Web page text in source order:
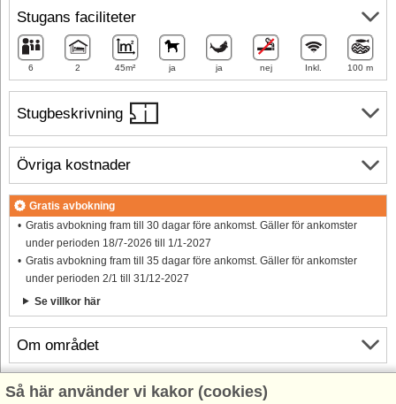
Stugbeskrivning
Om området
Info och öppettider
Stugans faciliteter
6 2 45m² ja ja nej Inkl. 100 m
Övriga kostnader
Gratis avbokning
Gratis avbokning fram till 30 dagar före ankomst. Gäller för ankomster
under perioden 18/7-2026 till 1/1-2027
Gratis avbokning fram till 35 dagar före ankomst. Gäller för ankomster
under perioden 2/1 till 31/12-2027
Se villkor här
Så här använder vi kakor (cookies)